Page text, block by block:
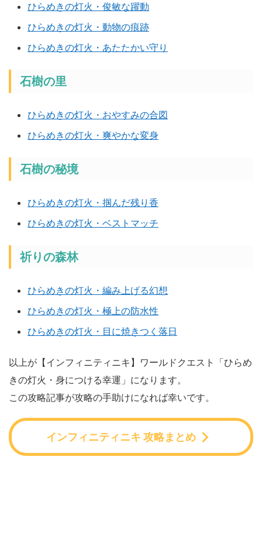
ひらめきの灯火・俊敏な躍動
ひらめきの灯火・動物の痕跡
ひらめきの灯火・あたたかい守り
石樹の里
ひらめきの灯火・おやすみの合図
ひらめきの灯火・爽やかな変身
石樹の秘境
ひらめきの灯火・掴んだ残り香
ひらめきの灯火・ベストマッチ
祈りの森林
ひらめきの灯火・編み上げる幻想
ひらめきの灯火・極上の防水性
ひらめきの灯火・目に焼きつく落日
以上が【インフィニティニキ】ワールドクエスト「ひらめ
きの灯火・身につける幸運」になります。
この攻略記事が攻略の手助けになれば幸いです。
インフィニティニキ 攻略まとめ